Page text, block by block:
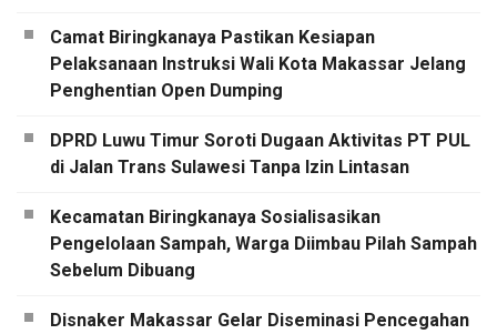
Camat Biringkanaya Pastikan Kesiapan
Pelaksanaan Instruksi Wali Kota Makassar Jelang
Penghentian Open Dumping
DPRD Luwu Timur Soroti Dugaan Aktivitas PT PUL
di Jalan Trans Sulawesi Tanpa Izin Lintasan
Kecamatan Biringkanaya Sosialisasikan
Pengelolaan Sampah, Warga Diimbau Pilah Sampah
Sebelum Dibuang
Disnaker Makassar Gelar Diseminasi Pencegahan